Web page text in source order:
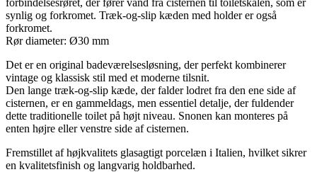
synlig og forkromet. Træk-og-slip kæden med holder er også
forkromet.
Rør diameter: Ø30 mm
Det er en original badeværelsesløsning, der perfekt kombinerer
vintage og klassisk stil med et moderne tilsnit.
Den lange træk-og-slip kæde, der falder lodret fra den ene side af
cisternen, er en gammeldags, men essentiel detalje, der fuldender
dette traditionelle toilet på højt niveau. Snonen kan monteres på
enten højre eller venstre side af cisternen.
Fremstillet af højkvalitets glasagtigt porcelæn i Italien, hvilket sikrer
en kvalitetsfinish og langvarig holdbarhed.